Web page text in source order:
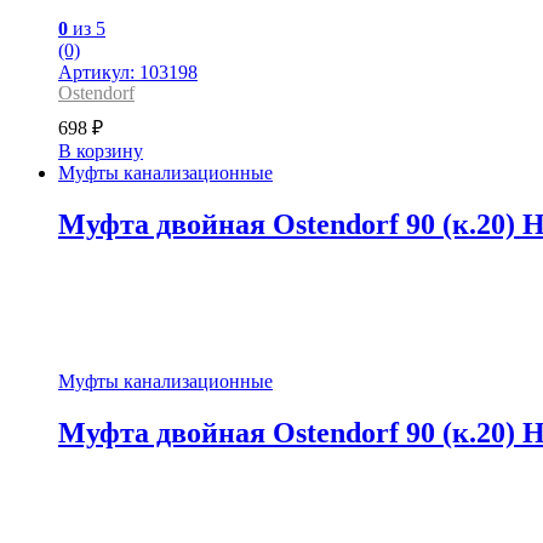
0 из 5
(0)
Артикул: 103198
Ostendorf
698 ₽
В корзину
Муфты канализационные
Муфта двойная Ostendorf 90
Муфты канализационные
Муфта двойная Ostendorf 90